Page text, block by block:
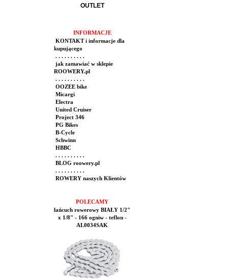
OUTLET
INFORMACJE
KONTAKT i informacje dla
kupującego
. . . . . . . . . .
jak zamawiać w sklepie
ROOWERY.pl
. . . . . . . . . .
OOZEE bike
Micargi
Electra
United Cruiser
Project 346
PG Bikes
B-Cycle
Schwinn
HBBC
. . . . . . . . . .
BLOG roowery.pl
. . . . . . . . . .
ROWERY naszych Klientów
POLECAMY
łańcuch rowerowy BIAŁY 1/2"
x 1/8" - 166 ogniw - teflon -
AL0034SAK